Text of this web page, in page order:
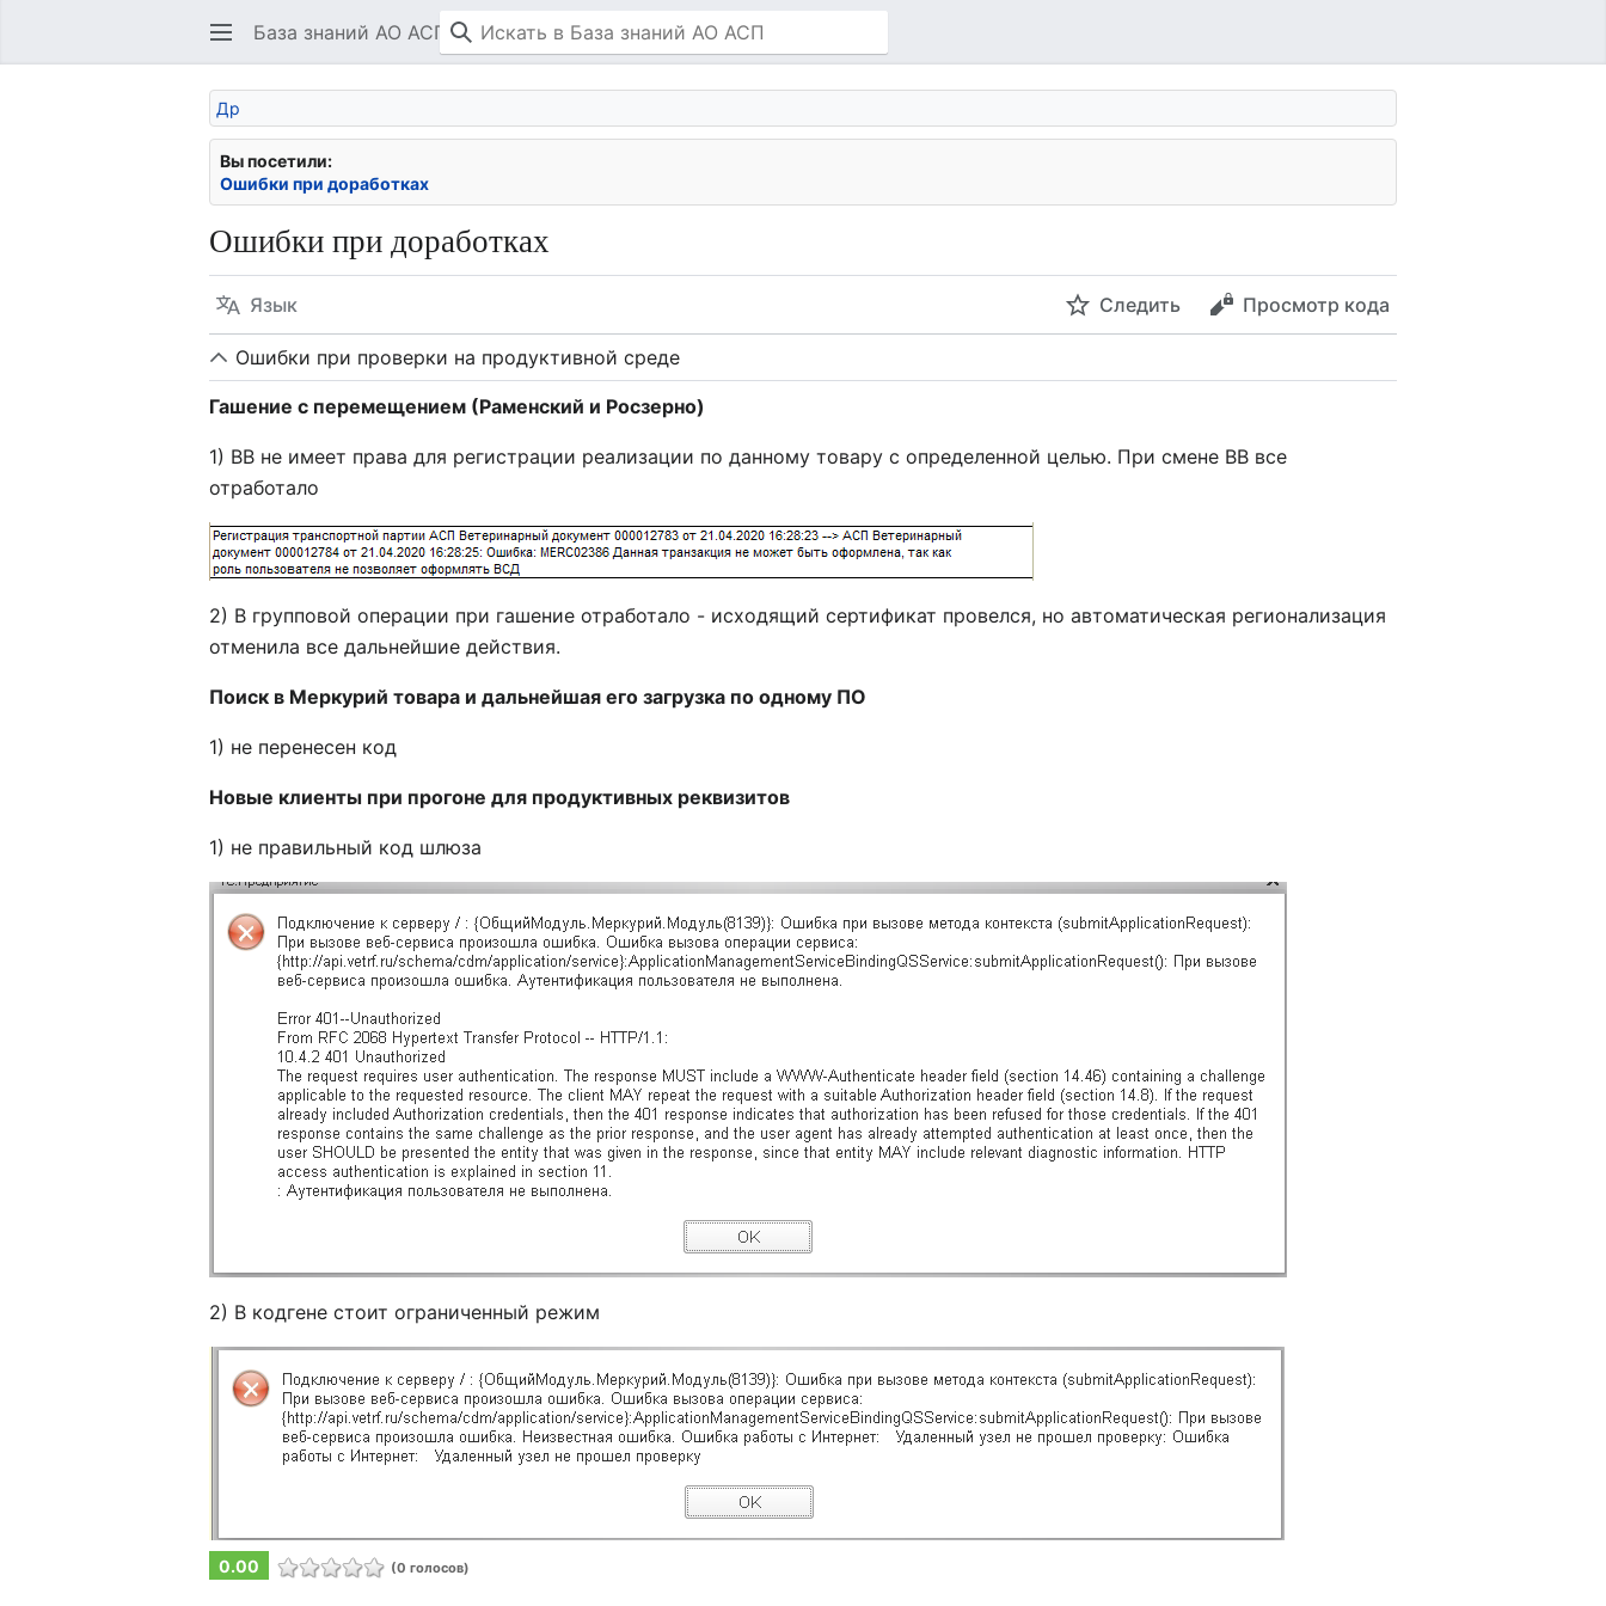
База знаний АО АСП
Др
Вы посетили:
Ошибки при доработках
Ошибки при доработках
Язык Следить Просмотр кода
Ошибки при проверки на продуктивной среде
Гашение с перемещением (Раменский и Росзерно)
1) ВВ не имеет права для регистрации реализации по данному товару с определенной целью. При смене ВВ все
отработало
2) В групповой операции при гашение отработало - исходящий сертификат провелся, но автоматическая регионализация
отменила все дальнейшие действия.
Поиск в Меркурий товара и дальнейшая его загрузка по одному ПО
1) не перенесен код
Новые клиенты при прогоне для продуктивных реквизитов
1) не правильный код шлюза
2) В кодгене стоит ограниченный режим
0.00 (0 голосов)